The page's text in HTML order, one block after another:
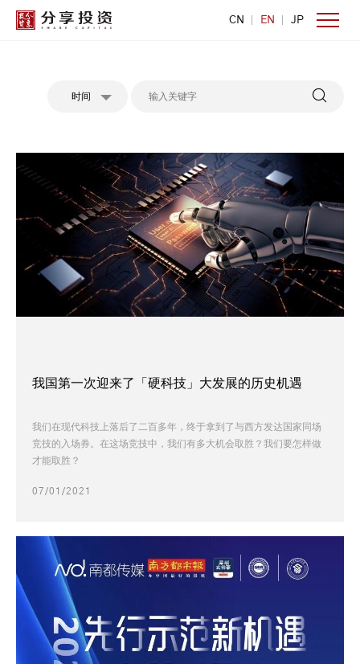
CN EN JP
时间
我国第一次迎来了「硬科技」大发展的历史机遇
我们在现代科技上落后了二百多年，终于拿到了与西方发达国家同场
竞技的入场券。在这场竞技中，我们有多大机会取胜？我们要怎样做
才能取胜？
07/01/2021